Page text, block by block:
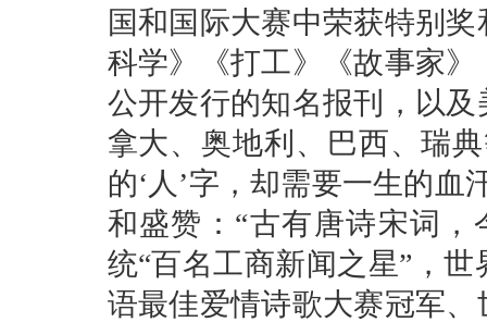
国和国际大赛中荣获特别
科学》《打工》《故事家
公开发行的知名报刊，以
拿大、奥地利、巴西、瑞
的‘人’字，却需要一生的
和盛赞：“古有唐诗宋词
统“百名工商新闻之星”，
语最佳爱情诗歌大赛冠军